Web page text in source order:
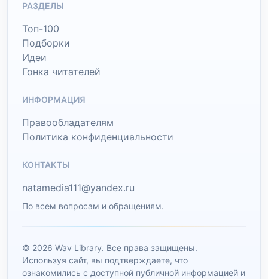
РАЗДЕЛЫ
Топ-100
Подборки
Идеи
Гонка читателей
ИНФОРМАЦИЯ
Правообладателям
Политика конфиденциальности
КОНТАКТЫ
natamedia111@yandex.ru
По всем вопросам и обращениям.
© 2026 Wav Library. Все права защищены.
Используя сайт, вы подтверждаете, что
ознакомились с доступной публичной информацией и